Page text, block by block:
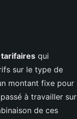
qui
sur le type de
montant fixe pour
à travailler sur
de ces